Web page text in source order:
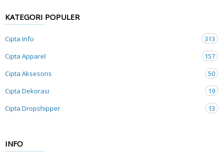
KATEGORI POPULER
Cipta Info
313
Cipta Apparel
157
Cipta Aksesoris
50
Cipta Dekorasi
19
Cipta Dropshipper
13
INFO